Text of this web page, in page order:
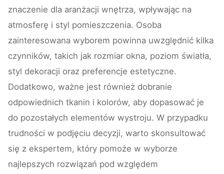
znaczenie dla aranżacji wnętrza, wpływając na
atmosferę i styl pomieszczenia. Osoba
zainteresowana wyborem powinna uwzględnić kilka
czynników, takich jak rozmiar okna, poziom światła,
styl dekoracji oraz preferencje estetyczne.
Dodatkowo, ważne jest również dobranie
odpowiednich tkanin i kolorów, aby dopasować je
do pozostałych elementów wystroju. W przypadku
trudności w podjęciu decyzji, warto skonsultować
się z ekspertem, który pomoże w wyborze
najlepszych rozwiązań pod względem